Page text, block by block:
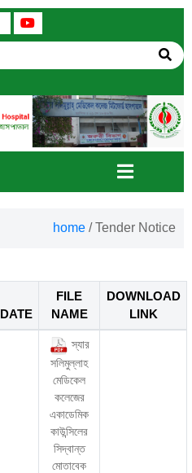
home /Tender Notice
DATE
FILE
NAME
DOWNLOAD
LINK
স্যার
সলিমুল্লাহ
মেডিকেল
কলেজের
একাডেমিক
কাউন্সিলের
সিদ্বান্ত
মোতাবেক